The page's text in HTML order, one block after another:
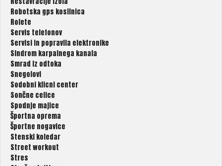
Robotska gps kosilnica
Rolete
Servis telefonov
Servisi in popravila elektronike
Sindrom karpalnega kanala
Smrad iz odtoka
Snegolovi
Sodobni klicni center
Sončne celice
Spodnje majice
Športna oprema
Športne nogavice
Stenski koledar
Street workout
Stres